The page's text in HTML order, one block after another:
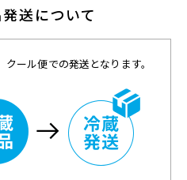
送について
ール便での発送となります。